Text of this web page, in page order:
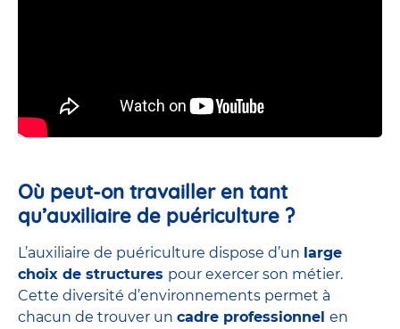
Où peut-on travailler en tant
qu’auxiliaire de puériculture ?
L’auxiliaire de puériculture dispose d’un large
choix de structures pour exercer son métier.
Cette diversité d’environnements permet à
chacun de trouver un cadre professionnel en